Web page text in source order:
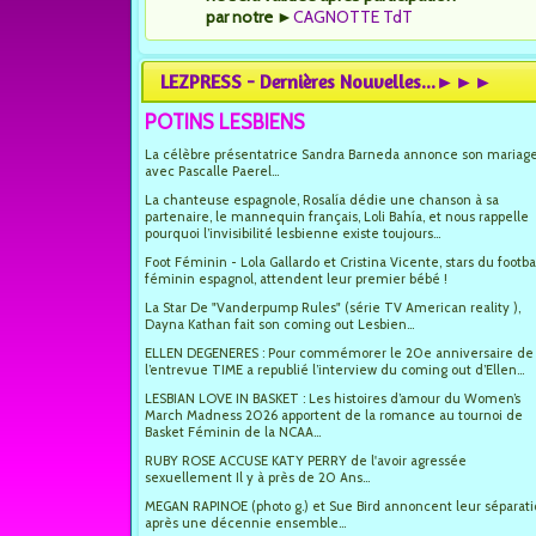
par notre ►CAGNOTTE TdT
LEZPRESS - Dernières Nouvelles...►►►
POTINS LESBIENS
La célèbre présentatrice Sandra Barneda annonce son mariage
avec Pascalle Paerel...
La chanteuse espagnole, Rosalía dédie une chanson à sa
partenaire, le mannequin français, Loli Bahía, et nous rappelle
pourquoi l’invisibilité lesbienne existe toujours...
Foot Féminin - Lola Gallardo et Cristina Vicente, stars du
féminin espagnol, attendent leur premier bébé !
La Star De "Vanderpump Rules" (série TV American reality ),
Dayna Kathan fait son coming out Lesbien...
ELLEN DEGENERES : Pour commémorer le 20e anniversaire de
l’entrevue TIME a republié l’interview du coming out d’Ellen...
LESBIAN LOVE IN BASKET : Les histoires d’amour du Women’s
March Madness 2026 apportent de la romance au tournoi de
Basket Féminin de la NCAA...
RUBY ROSE ACCUSE KATY PERRY de l'avoir agressée
sexuellement Il y à près de 20 Ans...
MEGAN RAPINOE (photo g.) et Sue Bird annoncent leur
après une décennie ensemble...